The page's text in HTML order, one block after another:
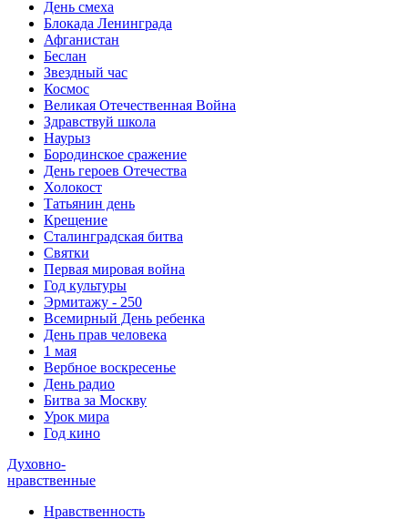
День смеха
Блокада Ленинграда
Афганистан
Беслан
Звездный час
Космос
Великая Отечественная Война
Здравствуй школа
Наурыз
Бородинское сражение
День героев Отечества
Холокост
Татьянин день
Крещение
Сталинградская битва
Святки
Первая мировая война
Год культуры
Эрмитажу - 250
Всемирный День ребенка
День прав человека
1 мая
Вербное воскресенье
День радио
Битва за Москву
Урок мира
Год кино
Духовно-
нравственные
Нравственность